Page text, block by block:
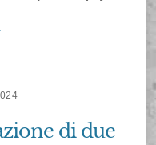
di due